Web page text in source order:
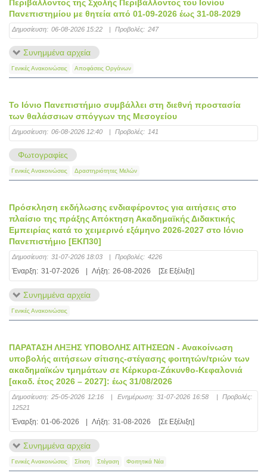
Περιβάλλοντος της Σχολής Περιβάλλοντος του Ιονίου
Πανεπιστημίου με θητεία από 01-09-2026 έως 31-08-2029
Δημοσίευση: 06-08-2026 15:22 Προβολές: 247
Συνημμένα αρχεία
Γενικές Ανακοινώσεις Αποφάσεις Οργάνων
Το Ιόνιο Πανεπιστήμιο συμβάλλει στη διεθνή προστασία
των θαλάσσιων σπόγγων της Μεσογείου
Δημοσίευση: 06-08-2026 12:40 Προβολές: 141
Φωτογραφίες
Γενικές Ανακοινώσεις Δραστηριότητες Μελών
Πρόσκληση εκδήλωσης ενδιαφέροντος για αιτήσεις στο
πλαίσιο της πράξης Απόκτηση Ακαδημαϊκής Διδακτικής
Εμπειρίας κατά το χειμερινό εξάμηνο 2026-2027 στο Ιόνιο
Πανεπιστήμιο [ΕΚΠ30]
Δημοσίευση: 31-07-2026 18:03 Προβολές: 4226
Έναρξη: 31-07-2026 Λήξη: 26-08-2026 [Σε Εξέλιξη]
Συνημμένα αρχεία
Γενικές Ανακοινώσεις
ΠΑΡΑΤΑΣΗ ΛΗΞΗΣ ΥΠΟΒΟΛΗΣ ΑΙΤΗΣΕΩΝ - Ανακοίνωση
υποβολής αιτήσεων σίτισης-στέγασης φοιτητών/τριών των
ακαδημαϊκών τμημάτων σε Κέρκυρα-Ζάκυνθο-Κεφαλονιά
[ακαδ. έτος 2026 – 2027]: έως 31/08/2026
Δημοσίευση: 25-05-2026 12:16 Ενημέρωση: 31-07-2026 16:58
Προβολές:
12521
Έναρξη: 01-06-2026 Λήξη: 31-08-2026 [Σε Εξέλιξη]
Συνημμένα αρχεία
Γενικές Ανακοινώσεις Σίτιση Στέγαση Φοιτητικά Νέα